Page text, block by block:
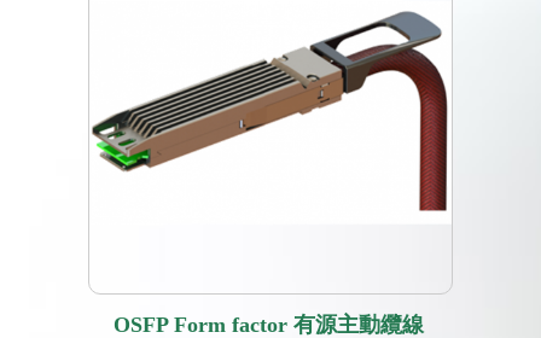
OSFP Form factor 有源主動纜線